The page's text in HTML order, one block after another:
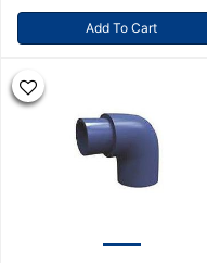
Add To Cart